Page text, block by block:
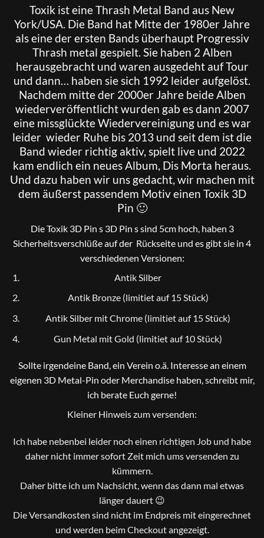
Toxik ist eine Thrash Metal Band aus New
York/USA. Die Band hat Mitte der 1980er Jahre
als eine der ersten Bands überhaupt Progressiv
Thrash metal gespielt. Sie haben 2 Alben
herausgebracht und waren ausgedeht auf Tour
und dann… haben sie sich 1992 leider aufgelöst.
Nachdem mitte der 2000er Jahre beide Alben
wiederveröffentlicht wurden gab es dann 2007
eine missglückte Wiedervereinigung und es war
leider wieder Ruhe bis 2013 und seit dem ist die
Band wieder richtig aktiv, spielt live und 2022
kam endlich ein neues Album, Dis Morta heraus.
Und dazu haben wir uns gedacht, wir machen mit
dem äußerst passendem Motiv einen Toxik 3D
Pin 🙂
Die Toxik 3D Pin s 3D Pin s sind 5cm hoch, haben 3
Sicherheitsverschlüße auf der Rückseite und es gibt sie in 4
verschiedenen Versionen:
Antik Silber
Antik Bronze (limitiet auf 15 Stück)
Antik Silber mit Chrome (limitiet auf 15 Stück)
Gun Metal mit Gold (limitiet auf 10 Stück)
Sollte irgendeine Band, ein Verein o.ä. Interesse an einem
eigenen 3D Metal-Pin oder Merchandise haben, schreibt mir,
ich berate Euch gerne!
Kleiner Hinweis zum versenden:
Ich habe nebenbei leider noch einen richtigen Job und habe
daher nicht immer sofort Zeit mich ums versenden zu
kümmern.
Daher bitte ich um Nachsicht, wenn das dann mal etwas
länger dauert 😉
Die Versandkosten sind nicht im Endpreis mit eingerechnet
und werden beim Checkout angezeigt.